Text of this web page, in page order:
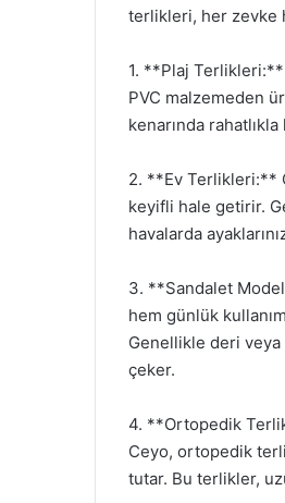
terlikleri, her zevke
1. **Plaj Terlikleri:**
PVC malzemeden
kenarında
2. **Ev Terlikleri:**
keyifli hale getirir.
havalarda
3. **Sandalet
hem günlük
Genellikle deri
çeker.
4. **Ortopedik
Ceyo, ortopedik
tutar. Bu terlikler,